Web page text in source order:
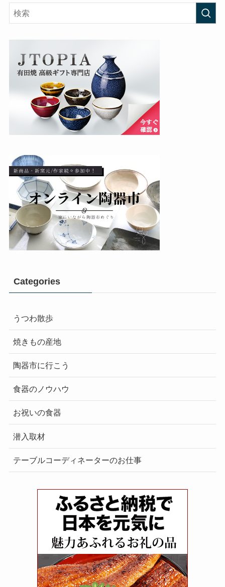
Categories
うつわ散歩
焼きもの産地
陶器市に行こう
食器のノウハウ
お祝いの食器
潜入取材
テーブルコーディネーターのお仕事